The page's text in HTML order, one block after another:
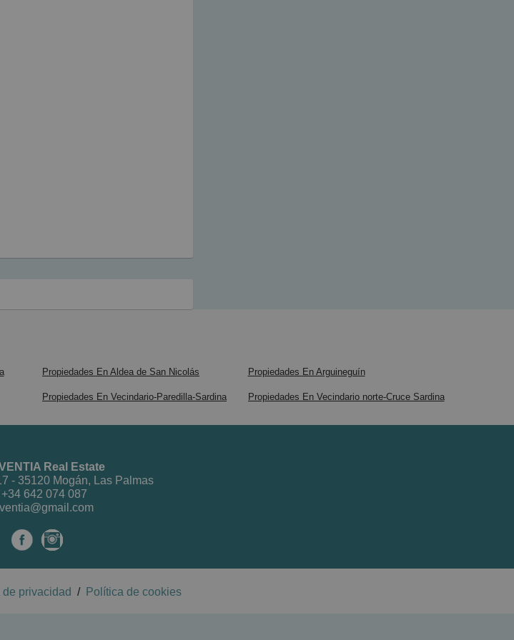
Propiedades En Aldea de San Nicolás Propiedades En Arguineguín
Propiedades En Vecindario-Paredilla-Sardina Propiedades En Vecindario norte-Cruce Sardina
Real Estate
- 35120 Mogán, Las Palmas
+34 642 074 087
privacidad / Política de cookies